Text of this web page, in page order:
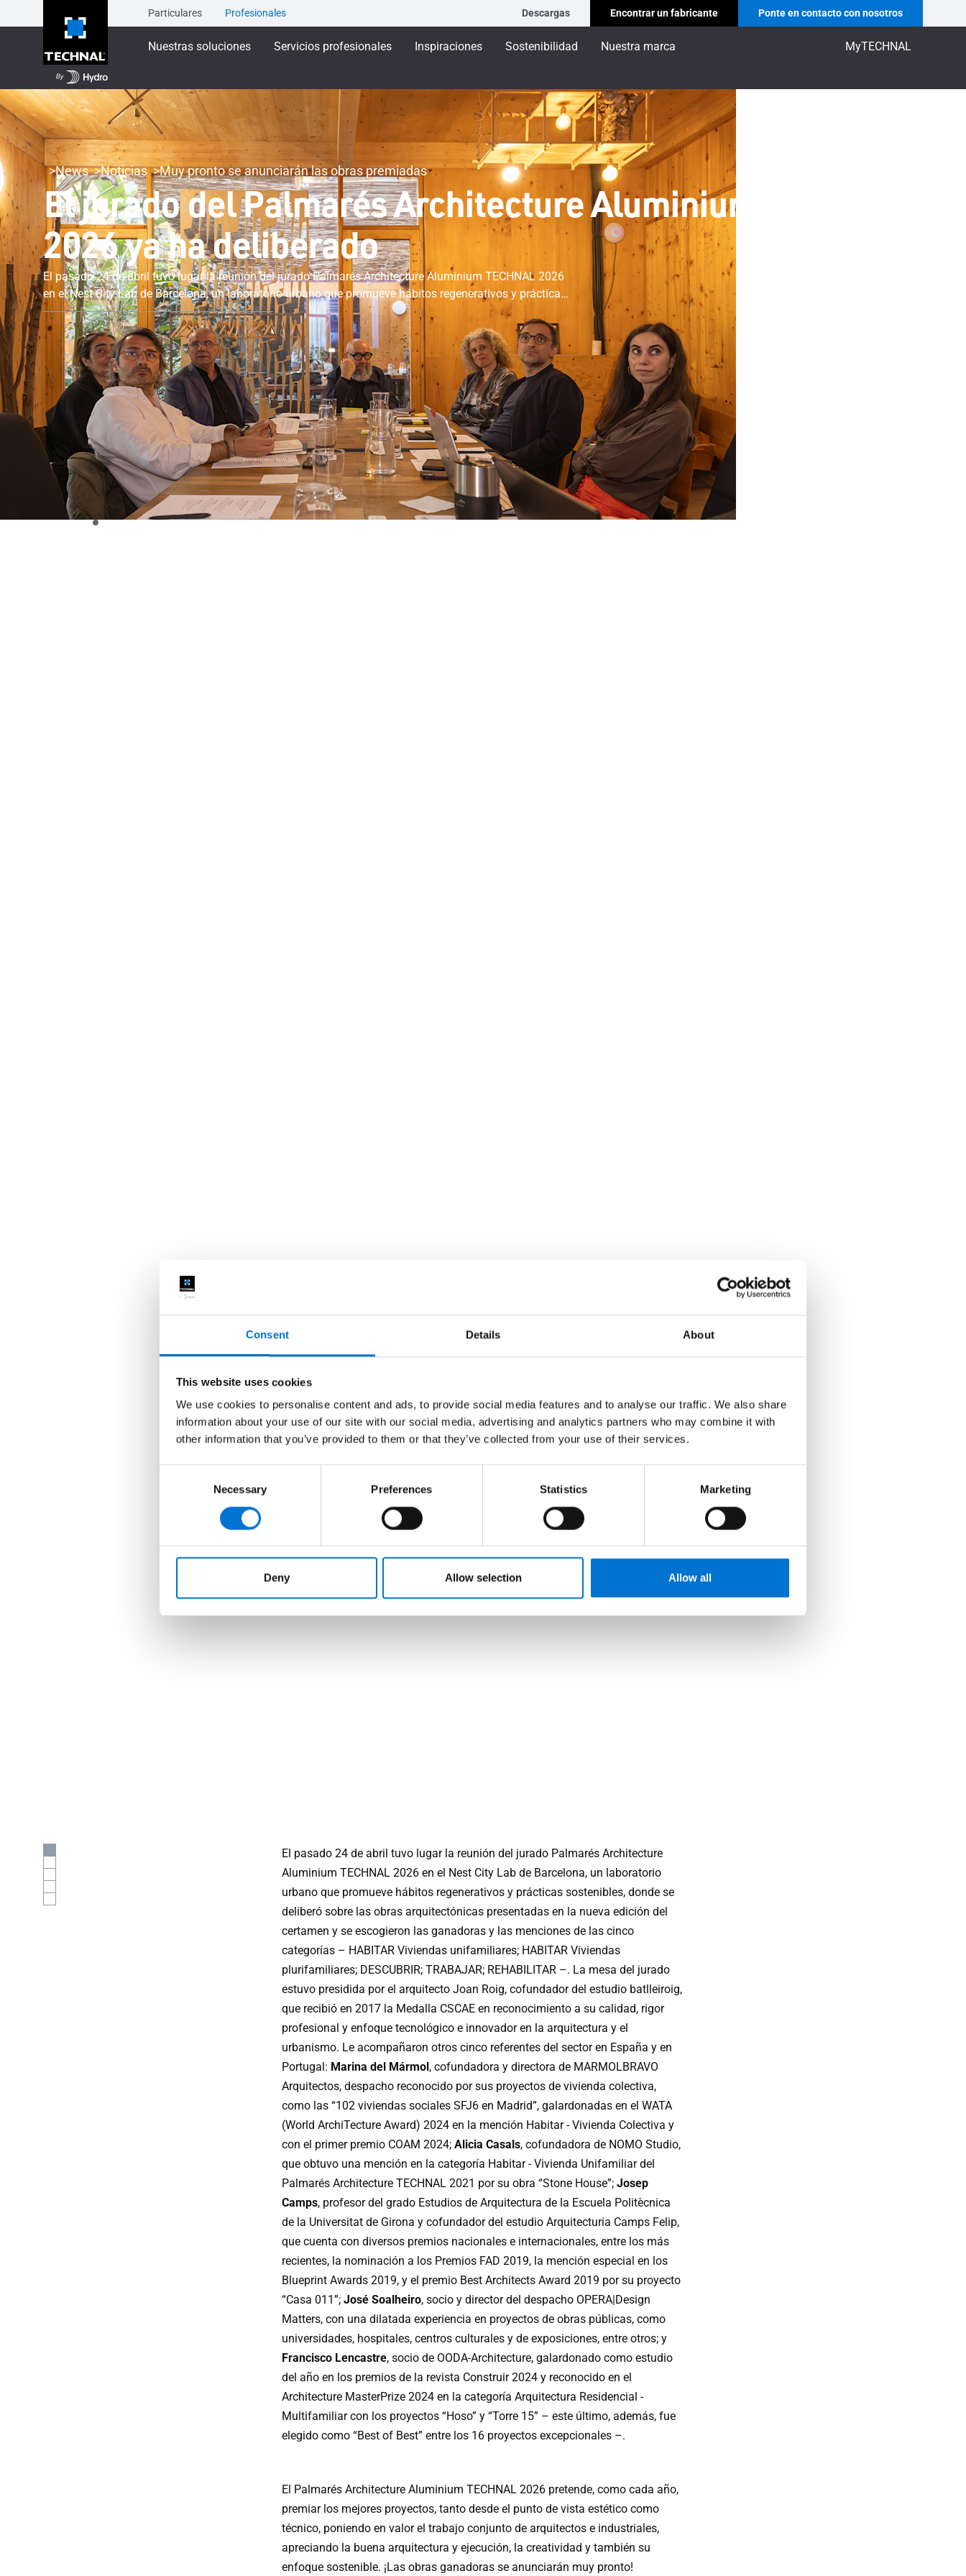
Consent Details About
This website uses cookies
We use cookies to personalise content and ads, to provide social media features and to analyse our traffic. We also share
information about your use of our site with our social media, advertising and analytics partners who may combine it with
other information that you’ve provided to them or that they’ve collected from your use of their services.
Necessary Preferences Statistics Marketing
Deny Allow selection Allow all
Particulares Profesionales Descargas Encontrar un fabricante Ponte en contacto con nosotros
Nuestras soluciones Servicios profesionales Inspiraciones Sostenibilidad Nuestra marca MyTECHNAL
News Noticias Muy pronto se anunciarán las obras premiadas
El jurado del Palmarés Architecture Aluminium TECHNAL
2026 ya ha deliberado
El pasado 24 de abril tuvo lugar la reunión del jurado Palmarés Architecture Aluminium TECHNAL 2026
en el Nest City Lab de Barcelona, un laboratorio urbano que promueve hábitos regenerativos y prácticas
sostenibles, donde se deliberó sobre las obras arquitectónicas presentadas en la nueva edición del
certamen y se escogieron las ganadoras y las menciones de las cinco categorías – HABITAR Viviendas
unifamiliares; HABITAR Viviendas plurifamiliares; DESCUBRIR; TRABAJAR; REHABILITAR –.
El pasado 24 de abril tuvo lugar la reunión del jurado Palmarés Architecture
Aluminium TECHNAL 2026 en el Nest City Lab de Barcelona, un laboratorio
urbano que promueve hábitos regenerativos y prácticas sostenibles, donde se
deliberó sobre las obras arquitectónicas presentadas en la nueva edición del
certamen y se escogieron las ganadoras y las menciones de las cinco
categorías – HABITAR Viviendas unifamiliares; HABITAR Viviendas
plurifamiliares; DESCUBRIR; TRABAJAR; REHABILITAR –. La mesa del jurado
estuvo presidida por el arquitecto Joan Roig, cofundador del estudio batlleiroig,
que recibió en 2017 la Medalla CSCAE en reconocimiento a su calidad, rigor
profesional y enfoque tecnológico e innovador en la arquitectura y el
urbanismo. Le acompañaron otros cinco referentes del sector en España y en
Portugal: Marina del Mármol, cofundadora y directora de MARMOLBRAVO
Arquitectos, despacho reconocido por sus proyectos de vivienda colectiva,
como las “102 viviendas sociales SFJ6 en Madrid”, galardonadas en el WATA
(World ArchiTecture Award) 2024 en la mención Habitar - Vivienda Colectiva y
con el primer premio COAM 2024; Alicia Casals, cofundadora de NOMO Studio,
que obtuvo una mención en la categoría Habitar - Vivienda Unifamiliar del
Palmarés Architecture TECHNAL 2021 por su obra “Stone House”; Josep
Camps, profesor del grado Estudios de Arquitectura de la Escuela Politècnica
de la Universitat de Girona y cofundador del estudio Arquitecturia Camps Felip,
que cuenta con diversos premios nacionales e internacionales, entre los más
recientes, la nominación a los Premios FAD 2019, la mención especial en los
Blueprint Awards 2019, y el premio Best Architects Award 2019 por su proyecto
“Casa 011”; José Soalheiro, socio y director del despacho OPERA|Design
Matters, con una dilatada experiencia en proyectos de obras públicas, como
universidades, hospitales, centros culturales y de exposiciones, entre otros; y
Francisco Lencastre, socio de OODA-Architecture, galardonado como estudio
del año en los premios de la revista Construir 2024 y reconocido en el
Architecture MasterPrize 2024 en la categoría Arquitectura Residencial -
Multifamiliar con los proyectos “Hoso” y “Torre 15” – este último, además, fue
elegido como “Best of Best” entre los 16 proyectos excepcionales –.
El Palmarés Architecture Aluminium TECHNAL 2026 pretende, como cada año,
premiar los mejores proyectos, tanto desde el punto de vista estético como
técnico, poniendo en valor el trabajo conjunto de arquitectos e industriales,
apreciando la buena arquitectura y ejecución, la creatividad y también su
enfoque sostenible. ¡Las obras ganadoras se anunciarán muy pronto!